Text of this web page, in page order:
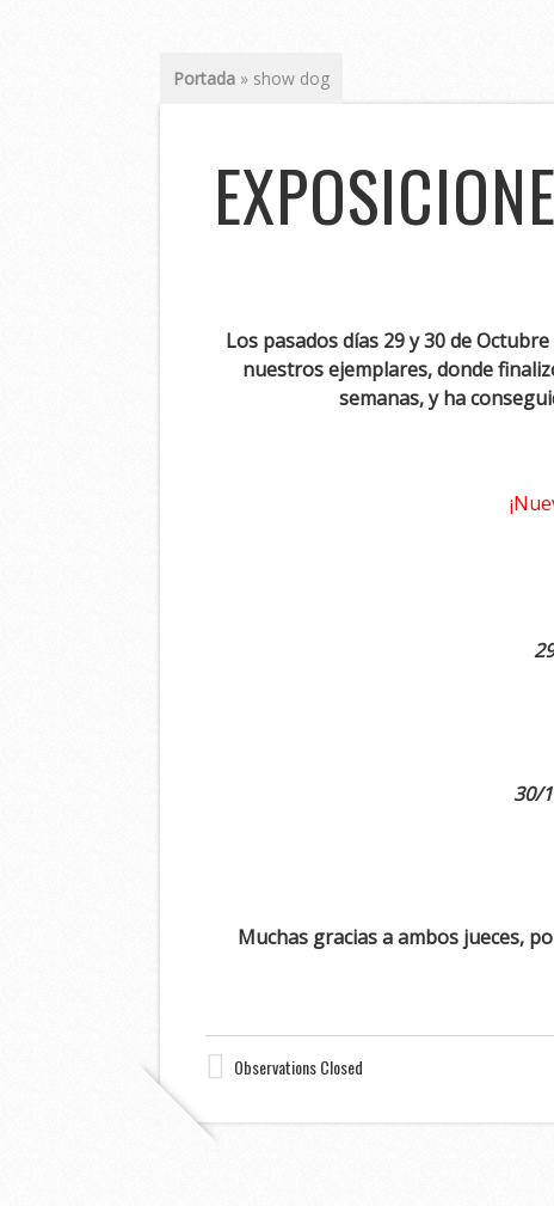
Portada » show dog
Los pasados días 29 y 30 de
nuestros ejemplares, donde
semanas, y ha
30/
Muchas gracias a ambos jueces,
Observations Closed